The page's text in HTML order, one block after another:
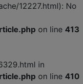
12227.html): No
on line 413
in
on line 410